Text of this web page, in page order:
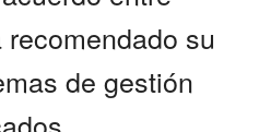
su
de gestión